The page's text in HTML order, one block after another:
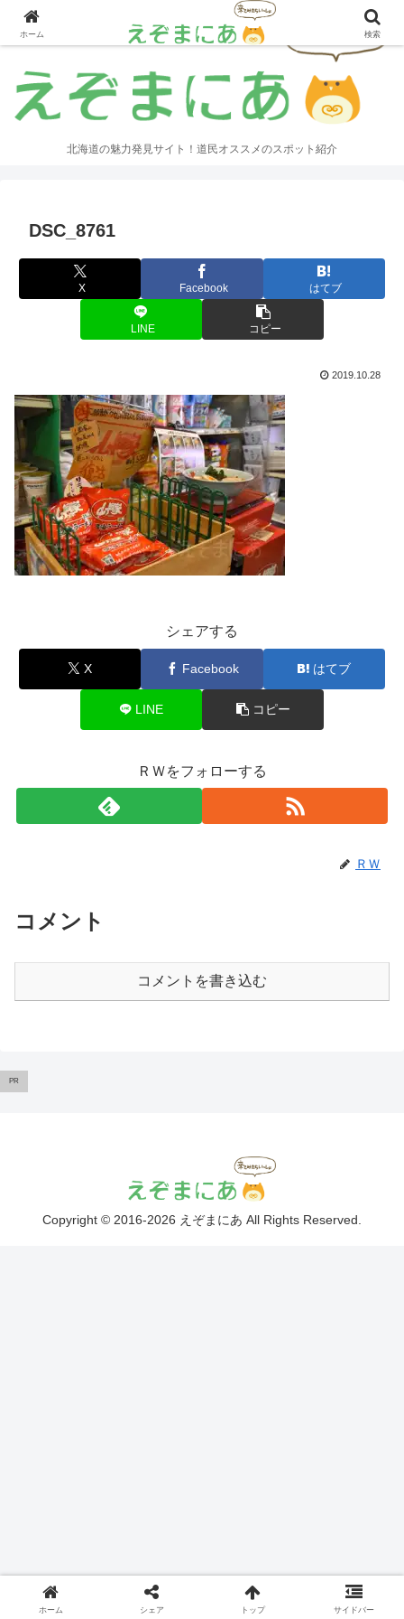
北海道の魅力発見サイト！道民オススメのスポット紹介
DSC_8761
X Facebook はてブ
LINE コピー
2019.10.28
シェアする
X Facebook はてブ
LINE コピー
ＲＷをフォローする
ＲＷ
コメント
コメントを書き込む
PR
Copyright © 2016-2026 えぞまにあ All Rights Reserved.
ホーム 検索
ホーム シェア トップ サイドバー